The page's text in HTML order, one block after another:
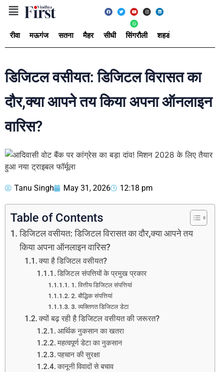
रीवा मऊगंज सतना मैहर सीधी सिंगरौली शहडोल
डिजिटल वसीयत: डिजिटल विरासत का
दौर,क्या आपने तय किया अपना ऑनलाइन
वारिस?
Tanu Singh May 31, 2026 12:18 pm
Table of Contents
डिजिटल वसीयत: डिजिटल विरासत का दौर,क्या आपने तय
किया अपना ऑनलाइन वारिस?
क्या है डिजिटल वसीयत?
डिजिटल संपत्तियों के प्रमुख प्रकार
1. वित्तीय डिजिटल संपत्तियां
2. बौद्धिक संपत्तियां
3. व्यक्तिगत डिजिटल डेटा
क्यों बढ़ रही है डिजिटल वसीयत की जरूरत?
आर्थिक नुकसान का खतरा
महत्वपूर्ण डेटा का नुकसान
पहचान की सुरक्षा
कानूनी विवादों से बचाव